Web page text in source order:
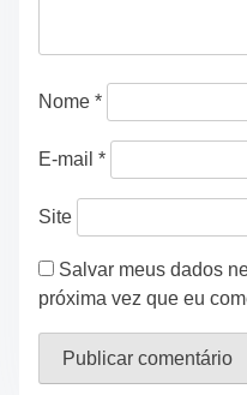
Nome *
E-mail *
Site
Salvar meus dados
próxima vez que eu